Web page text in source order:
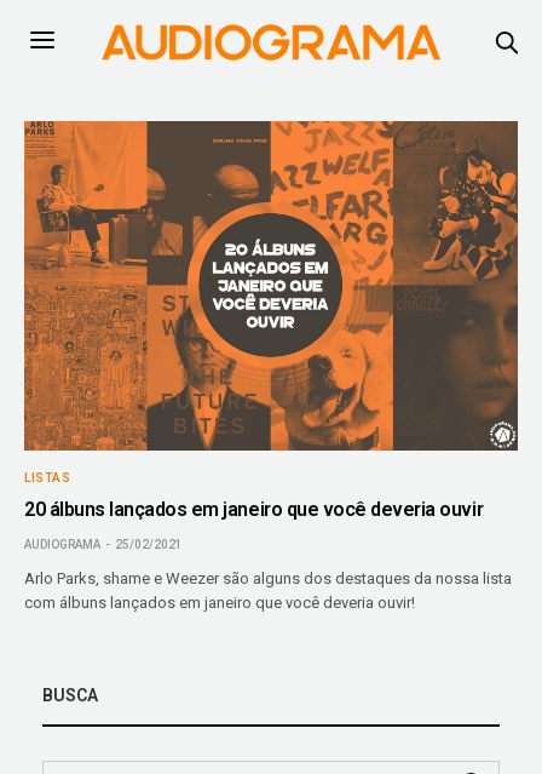
LISTAS
20 álbuns lançados em janeiro que você deveria ouvir
AUDIOGRAMA 25/02/2021
Arlo Parks, shame e Weezer são alguns dos destaques da nossa lista
com álbuns lançados em janeiro que você deveria ouvir!
BUSCA